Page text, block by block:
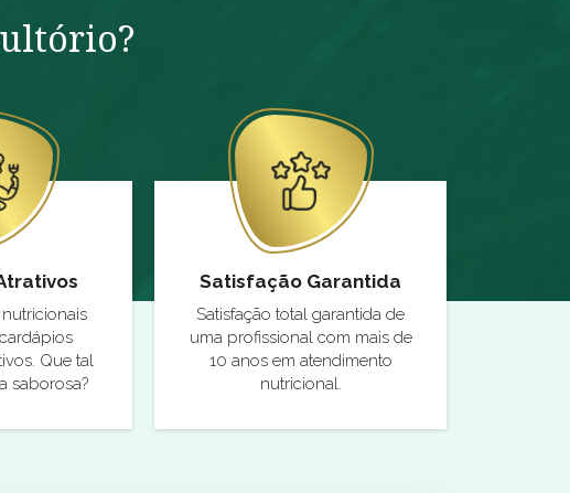
Que tal
saborosa?
Satisfação Garantida
Satisfação total garantida de
uma profissional com mais de
10 anos em atendimento
nutricional.